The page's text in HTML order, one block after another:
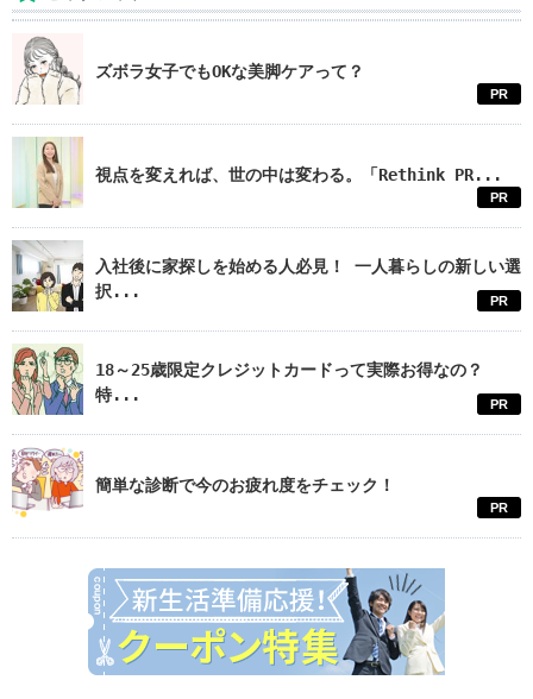
ズボラ女子でもOKな美脚ケアって？
PR
視点を変えれば、世の中は変わる。「Rethink PR...
PR
入社後に家探しを始める人必見！ 一人暮らしの新しい選
択...
PR
18～25歳限定クレジットカードって実際お得なの？
特...
PR
簡単な診断で今のお疲れ度をチェック！
PR